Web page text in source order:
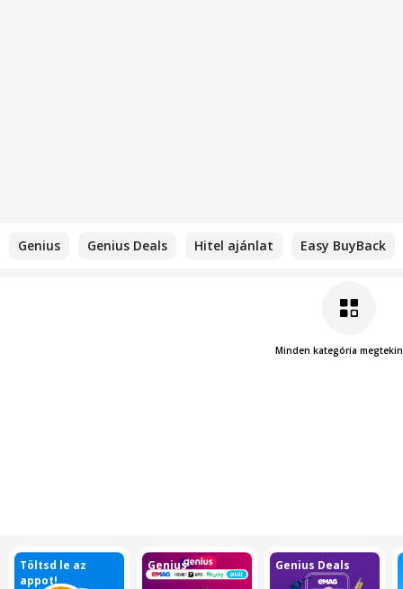
Genius Genius Deals Hitel ajánlat Easy BuyBack
Minden kategória
Töltsd le az
appot!
Genius Genius Deals